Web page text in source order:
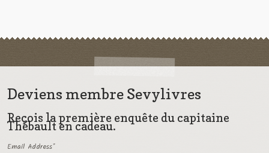
Deviens membre Sevylivres
Reçois la première enquête du capitaine
Thébault en cadeau.
Email Address*